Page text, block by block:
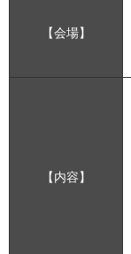
【会場】
【内容】